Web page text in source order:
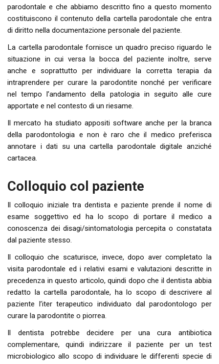
parodontale e che abbiamo descritto fino a questo momento
costituiscono il contenuto della cartella parodontale che entra
di diritto nella documentazione personale del paziente.
La cartella parodontale fornisce un quadro preciso riguardo le
situazione in cui versa la bocca del paziente inoltre, serve
anche e soprattutto per individuare la corretta terapia da
intraprendere per curare la parodontite nonché per verificare
nel tempo l’andamento della patologia in seguito alle cure
apportate e nel contesto di un riesame.
Il mercato ha studiato appositi software anche per la branca
della parodontologia e non è raro che il medico preferisca
annotare i dati su una cartella parodontale digitale anziché
cartacea.
Colloquio col paziente
Il colloquio iniziale tra dentista e paziente prende il nome di
esame soggettivo ed ha lo scopo di portare il medico a
conoscenza dei disagi/sintomatologia percepita o constatata
dal paziente stesso.
Il colloquio che scaturisce, invece, dopo aver completato la
visita parodontale ed i relativi esami e valutazioni descritte in
precedenza in questo articolo, quindi dopo che il dentista abbia
redatto la cartella parodontale, ha lo scopo di descrivere al
paziente l’iter terapeutico individuato dal parodontologo per
curare la parodontite o piorrea.
Il dentista potrebbe decidere per una cura antibiotica
complementare, quindi indirizzare il paziente per un test
microbiologico allo scopo di individuare le differenti specie di